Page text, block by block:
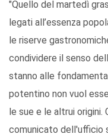
"Quello del martedì
legati all’essenza
le riserve
condividere il senso
stanno alle
potentino non vuol
le sue e le altrui
comunicato dell'ufficio